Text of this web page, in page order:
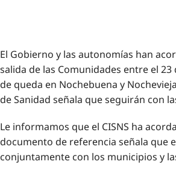
El Gobierno y las autonomías han
salida de las Comunidades entre el
de queda en Nochebuena y
de Sanidad señala que seguirán con
Le informamos que el CISNS ha
documento de referencia señala que
conjuntamente con los municipios y